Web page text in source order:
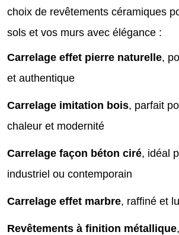
choix de revêtements céramiques
sols et vos murs avec élégance :
Carrelage effet pierre naturelle,
et authentique
Carrelage imitation bois, parfait
chaleur et modernité
Carrelage façon béton ciré, idéal
industriel ou contemporain
Carrelage effet marbre, raffiné et
Revêtements à finition métallique